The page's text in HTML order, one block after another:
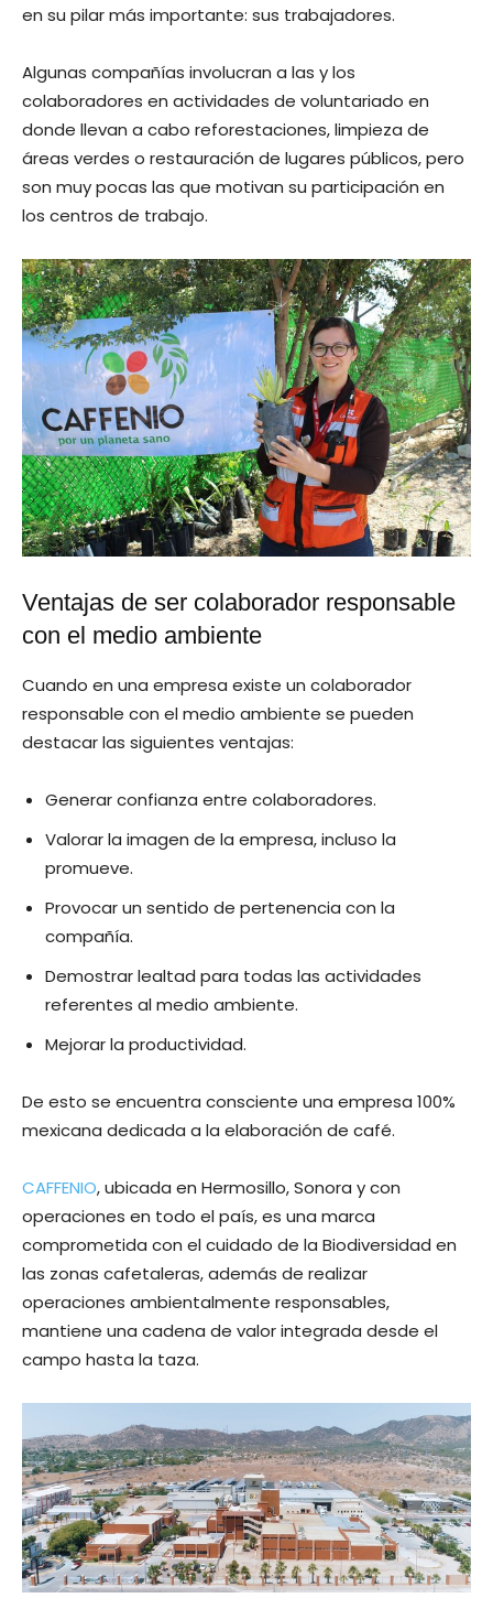
en su pilar más importante: sus trabajadores.
Algunas compañías involucran a las y los
colaboradores en actividades de voluntariado en
donde llevan a cabo reforestaciones, limpieza de
áreas verdes o restauración de lugares públicos, pero
son muy pocas las que motivan su participación en
los centros de trabajo.
Ventajas de ser colaborador responsable
con el medio ambiente
Cuando en una empresa existe un colaborador
responsable con el medio ambiente se pueden
destacar las siguientes ventajas:
Generar confianza entre colaboradores.
Valorar la imagen de la empresa, incluso la
promueve.
Provocar un sentido de pertenencia con la
compañía.
Demostrar lealtad para todas las actividades
referentes al medio ambiente.
Mejorar la productividad.
De esto se encuentra consciente una empresa 100%
mexicana dedicada a la elaboración de café.
CAFFENIO, ubicada en Hermosillo, Sonora y con
operaciones en todo el país, es una marca
comprometida con el cuidado de la Biodiversidad en
las zonas cafetaleras, además de realizar
operaciones ambientalmente responsables,
mantiene una cadena de valor integrada desde el
campo hasta la taza.